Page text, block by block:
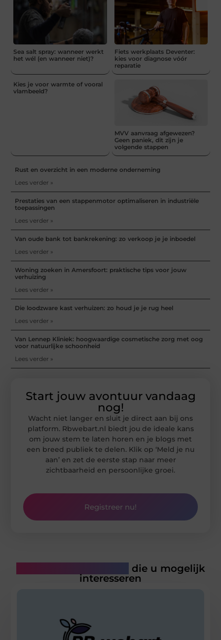
Sea salt spray: wanneer werkt
het wél (en wanneer niet)?
Fiets werkplaats Deventer:
kies voor diagnose vóór
reparatie
Kies je voor warmte of vooral
vlambeeld?
MVV aanvraag afgewezen?
Geen paniek, dit zijn je
volgende stappen
Rust en overzicht in een moderne onderneming
Lees verder »
Prestaties van een stappenmotor optimaliseren in industriële
toepassingen
Lees verder »
Van oude bank tot bankrekening: zo verkoop je je inboedel
Lees verder »
Woning zoeken in Amersfoort: praktische tips voor jouw
verhuizing
Lees verder »
Die loodzware kast verhuizen: zo houd je je rug heel
Lees verder »
Van Lennep Kliniek: hoogwaardige cosmetische zorg met oog
voor natuurlijke schoonheid
Lees verder »
Start jouw avontuur vandaag
nog!
Wacht niet langer en sluit je direct aan bij ons
platform. Rbwebart.nl biedt jou de ideale kans
om jouw stem te laten horen en je blogs met
een breed publiek te delen. Klik op ‘Meld je nu
aan’ en zet de eerste stap naar meer
zichtbaarheid en persoonlijke groei.
Registreer nu!
die u mogelijk
interesseren